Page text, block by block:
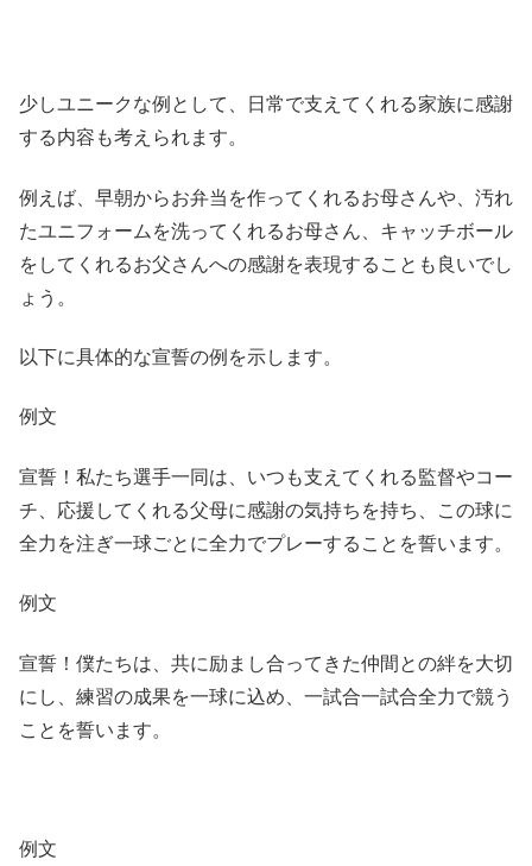
少しユニークな例として、日常で支えてくれる家族に感謝
する内容も考えられます。
例えば、早朝からお弁当を作ってくれるお母さんや、汚れ
たユニフォームを洗ってくれるお母さん、キャッチボール
をしてくれるお父さんへの感謝を表現することも良いでし
ょう。
以下に具体的な宣誓の例を示します。
例文
宣誓！私たち選手一同は、いつも支えてくれる監督やコー
チ、応援してくれる父母に感謝の気持ちを持ち、この球に
全力を注ぎ一球ごとに全力でプレーすることを誓います。
例文
宣誓！僕たちは、共に励まし合ってきた仲間との絆を大切
にし、練習の成果を一球に込め、一試合一試合全力で競う
ことを誓います。
例文